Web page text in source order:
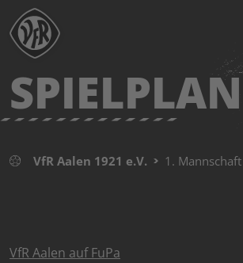
SPIELPLAN
VfR Aalen 1921 e.V. 1. Mannschaft
VfR Aalen auf FuPa